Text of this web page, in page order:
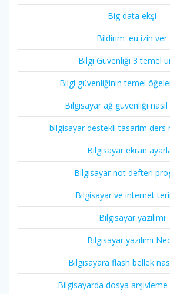
Big data ekşi
Bildirim .eu izin ver
Bilgi Güvenliği 3 temel
Bilgi güvenliğinin temel
Bilgisayar ağ güvenliği nasıl
bilgisayar destekli tasarim ders
Bilgisayar ekran
Bilgisayar not defteri
Bilgisayar ve internet
Bilgisayar yazılımı
Bilgisayar yazılımı
Bilgisayara flash bellek
Bilgisayarda dosya arşivleme